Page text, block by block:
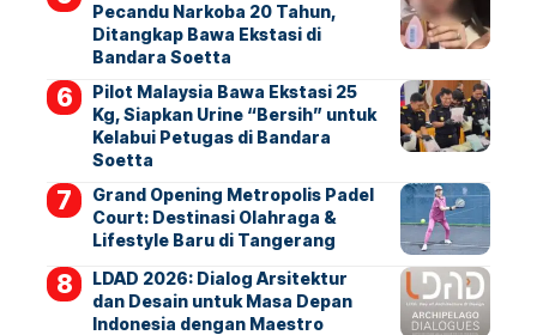
Pecandu Narkoba 20 Tahun,
Ditangkap Bawa Ekstasi di
Bandara Soetta
Pilot Malaysia Bawa Ekstasi 25
Kg, Siapkan Urine “Bersih” untuk
Kelabui Petugas di Bandara
Soetta
Grand Opening Metropolis Padel
Court: Destinasi Olahraga &
Lifestyle Baru di Tangerang
LDAD 2026: Dialog Arsitektur
dan Desain untuk Masa Depan
Indonesia dengan Maestro